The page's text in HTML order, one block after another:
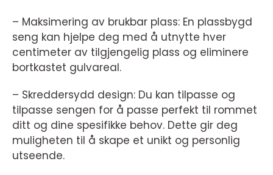
– Maksimering av brukbar plass: En plassbygd
seng kan hjelpe deg med å utnytte hver
centimeter av tilgjengelig plass og eliminere
bortkastet gulvareal.
– Skreddersydd design: Du kan tilpasse og
tilpasse sengen for å passe perfekt til rommet
ditt og dine spesifikke behov. Dette gir deg
muligheten til å skape et unikt og personlig
utseende.